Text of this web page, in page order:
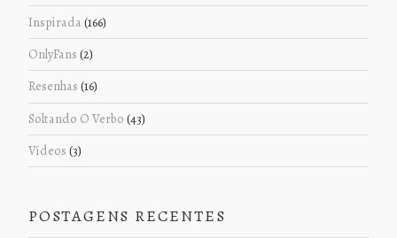
Inspirada (166)
OnlyFans (2)
Resenhas (16)
Soltando O Verbo (43)
Vídeos (3)
POSTAGENS RECENTES